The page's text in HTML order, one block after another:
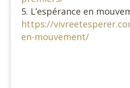
L’espérance en
https://
en-mouvement/